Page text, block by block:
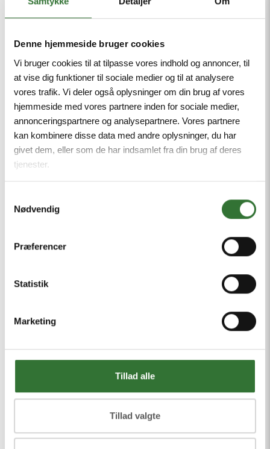
Denne hjemmeside bruger cookies
Vi bruger cookies til at tilpasse vores indhold og annoncer, til
at vise dig funktioner til sociale medier og til at analysere
vores trafik. Vi deler også oplysninger om din brug af vores
hjemmeside med vores partnere inden for sociale medier,
annonceringspartnere og analysepartnere. Vores partnere
kan kombinere disse data med andre oplysninger, du har
givet dem, eller som de har indsamlet fra din brug af deres
tjenester.
Nødvendig
Præferencer
Statistik
Marketing
Tillad alle
Tillad valgte
velegnede til afslutning af
transformere, motorer og især
gasisoleredekoblingsanlæg(GIS),
både til indendørs og udendørs
installationer. Det gør dem relevante i
alt fra forsyningsnet og industriprojekter
til større infrastruktur- og energianlæg,
hvor standardisering og pålidelighed er
centrale krav.
Færre varianter – lavere omkostninger
teknologi kan samme konnektorfamilie
kabeldimensioner. Det reducerer
komponenter, minimerer lagerbinding
montage. Resultatet er kortere
installationstid, færre fejlmuligheder og
lavere samlede omkostninger over
projektets levetid.